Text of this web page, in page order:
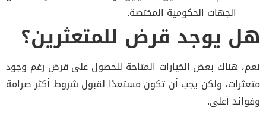
الجهات الحكومية المختصة.
هل يوجد قرض للمتعثرين؟
نعم، هناك بعض الخيارات المتاحة للحصول على قرض رغم وجود
متعثرات، ولكن يجب أن تكون مستعدًا لقبول شروط أكثر صرامة
وفوائد أعلى.